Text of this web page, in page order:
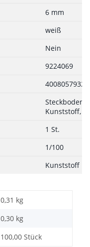
6 mm
weiß
Nein
9224069
Kunststoff,
1 St.
1/100
Kunststoff
0,31 kg
0,30 kg
100,00 Stück